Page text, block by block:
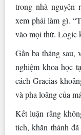
trong nhà nguyện
xem phải làm gì.
vào mọi thứ. Logic
Gần ba tháng sau,
nghiệm khoa học
cách Gracias
và pha loãng của
Kết luận rằng
tích, khăn thánh